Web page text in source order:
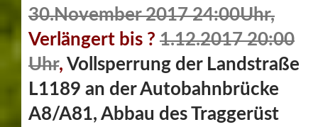
30.November 2017 24:00Uhr,
Verlängert bis ? 1.12.2017 20:00
Uhr, Vollsperrung der Landstraße
L1189 an der Autobahnbrücke
A8/A81, Abbau des Traggerüst